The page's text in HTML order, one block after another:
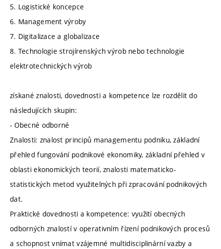
5. Logistické koncepce
6. Management výroby
7. Digitalizace a globalizace
8. Technologie strojírenských výrob nebo technologie
elektrotechnických výrob
získané znalosti, dovednosti a kompetence lze rozdělit do
následujících skupin:
- Obecné odborné
Znalosti: znalost principů managementu podniku, základní
přehled fungování podnikové ekonomiky, základní přehled v
oblasti ekonomických teorií, znalosti matematicko-
statistických metod využitelných při zpracování podnikových
dat.
Praktické dovednosti a kompetence: využití obecných
odborných znalostí v operativním řízení podnikových procesů
a schopnost vnímat vzájemné multidisciplinární vazby a